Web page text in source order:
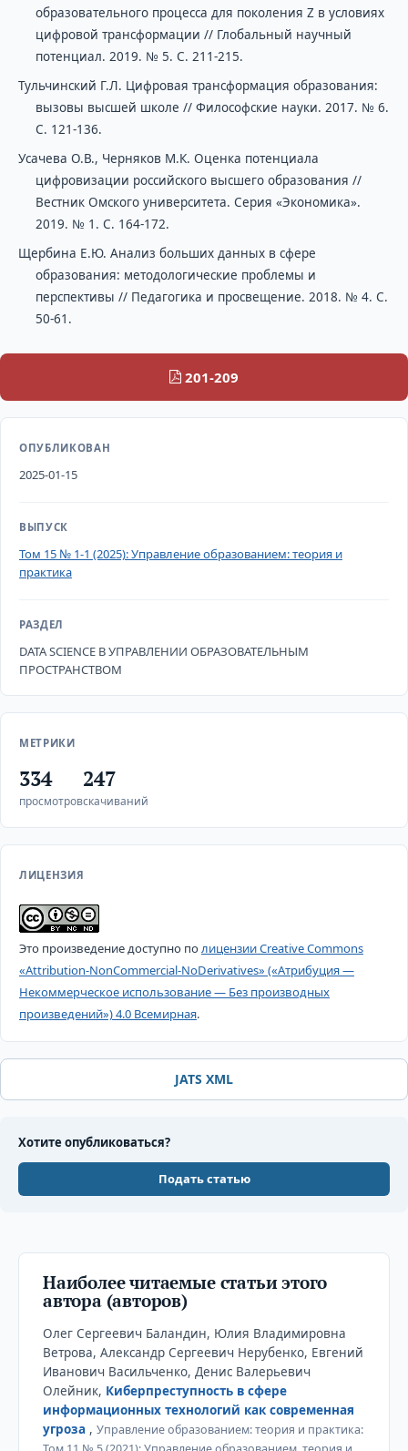
образовательного процесса для поколения Z в условиях
цифровой трансформации // Глобальный научный
потенциал. 2019. № 5. С. 211-215.
Тульчинский Г.Л. Цифровая трансформация образования:
вызовы высшей школе // Философские науки. 2017. № 6.
С. 121-136.
Усачева О.В., Черняков М.К. Оценка потенциала
цифровизации российского высшего образования //
Вестник Омского университета. Серия «Экономика».
2019. № 1. С. 164-172.
Щербина Е.Ю. Анализ больших данных в сфере
образования: методологические проблемы и
перспективы // Педагогика и просвещение. 2018. № 4. С.
50-61.
201-209
ОПУБЛИКОВАН
2025-01-15
ВЫПУСК
Том 15 № 1-1 (2025): Управление образованием: теория и
практика
РАЗДЕЛ
DATA SCIENCE В УПРАВЛЕНИИ ОБРАЗОВАТЕЛЬНЫМ
ПРОСТРАНСТВОМ
МЕТРИКИ
334
просмотров
247
скачиваний
ЛИЦЕНЗИЯ
Это произведение доступно полицензии Creative Commons
«Attribution-NonCommercial-NoDerivatives» («Атрибуция —
Некоммерческое использование — Без производных
произведений») 4.0 Всемирная.
JATS XML
Хотите опубликоваться?
Подать статью
Наиболее читаемые статьи этого
автора (авторов)
Олег Сергеевич Баландин, Юлия Владимировна
Ветрова, Александр Сергеевич Нерубенко, Евгений
Иванович Васильченко, Денис Валерьевич
Олейник, Киберпреступность в сфере
информационных технологий как современная
угроза , Управление образованием: теория и практика: